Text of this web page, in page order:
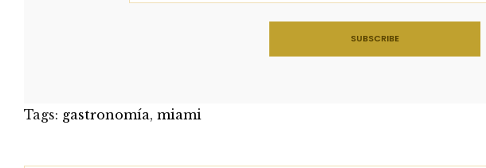
Tags: gastronomía, miami